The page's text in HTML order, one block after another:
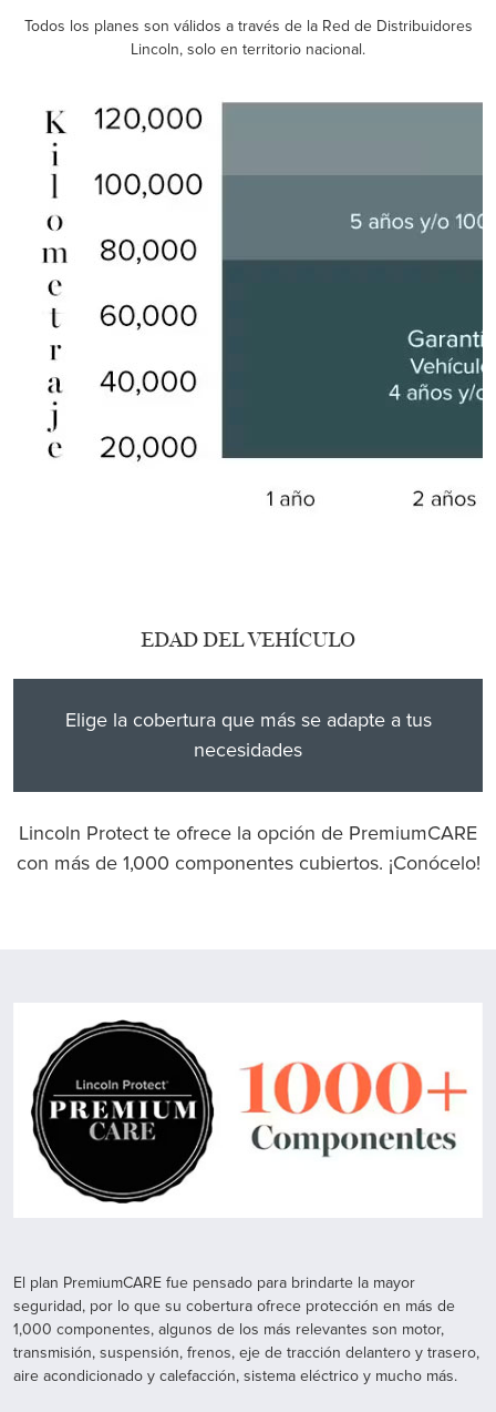
Todos los planes son válidos a través de la Red de Distribuidores
Lincoln, solo en territorio nacional.
EDAD DEL VEHÍCULO
Elige la cobertura que más se adapte a tus
necesidades
Lincoln Protect te ofrece la opción de PremiumCARE
con más de 1,000 componentes cubiertos. ¡Conócelo!
El plan PremiumCARE fue pensado para brindarte la mayor
seguridad, por lo que su cobertura ofrece protección en más de
1,000 componentes, algunos de los más relevantes son motor,
transmisión, suspensión, frenos, eje de tracción delantero y trasero,
aire acondicionado y calefacción, sistema eléctrico y mucho más.